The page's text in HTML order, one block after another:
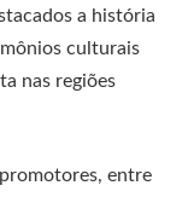
a história
culturais
nas regiões
entre